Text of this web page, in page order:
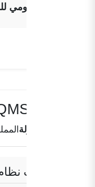
المعهد القومي
JO-01
دولة
معلومات